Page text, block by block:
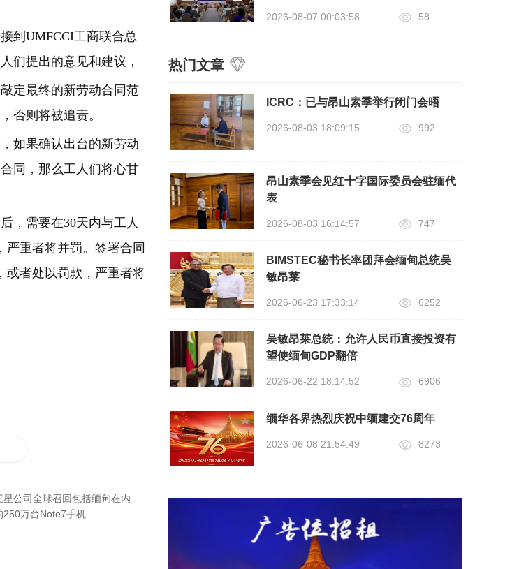
到UMFCCI工商联合总
们提出的意见和建议，
定最终的新劳动合同范
否则将被追责。
如果确认出台的新劳动
同，那么工人们将心甘
，需要在30天内与工人
重者将并罚。签署合同
或者处以罚款，严重者将
星公司全球召回包括缅甸在内
250万台Note7手机
2026-08-07 00:03:58 58
热门文章
ICRC：已与昂山素季举行闭门会晤
2026-08-03 18:09:15 992
昂山素季会见红十字国际委员会驻缅代
表
2026-08-03 16:14:57 747
BIMSTEC秘书长率团拜会缅甸总统吴
敏昂莱
2026-06-23 17:33:14 6252
吴敏昂莱总统：允许人民币直接投资有
望使缅甸GDP翻倍
2026-06-22 18:14:52 6906
缅华各界热烈庆祝中缅建交76周年
2026-06-08 21:54:49 8273